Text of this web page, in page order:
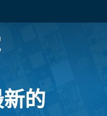
的